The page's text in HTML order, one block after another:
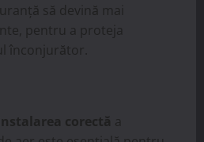
să devină mai
pentru a proteja
înconjurător.
corectă a